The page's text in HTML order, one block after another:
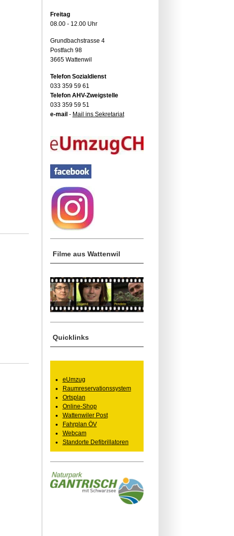
Freitag
08.00 - 12.00 Uhr
Grundbachstrasse 4
Postfach 98
3665 Wattenwil
Telefon Sozialdienst
033 359 59 61
Telefon AHV-Zweigstelle
033 359 59 51
e-mail - Mail ins Sekretariat
Filme aus Wattenwil
Quicklinks
eUmzug
Raumreservationssystem
Ortsplan
Online-Shop
Wattenwiler Post
Fahrplan ÖV
Webcam
Standorte Defibrillatoren